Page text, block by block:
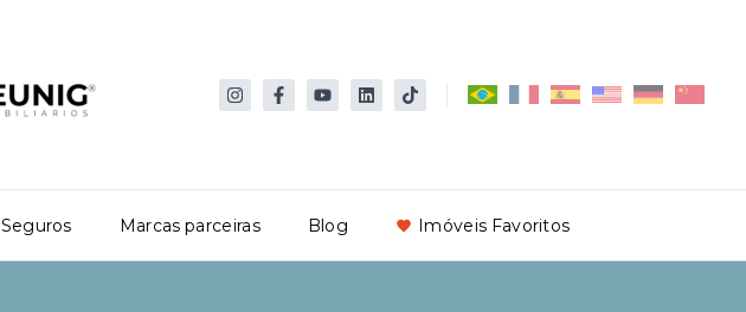
Seguros Marcas parceiras Blog Imóveis Favoritos